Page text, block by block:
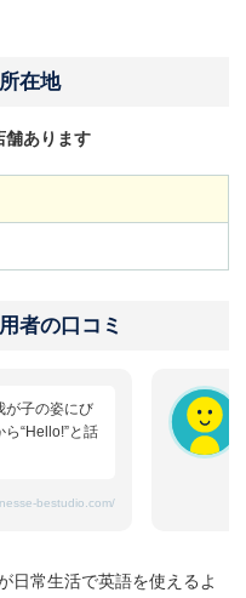
在地
舗あります
者の口コミ
が子の姿にび
“Hello!”と話
bestudio.com/
日常生活で英語を使えるよ